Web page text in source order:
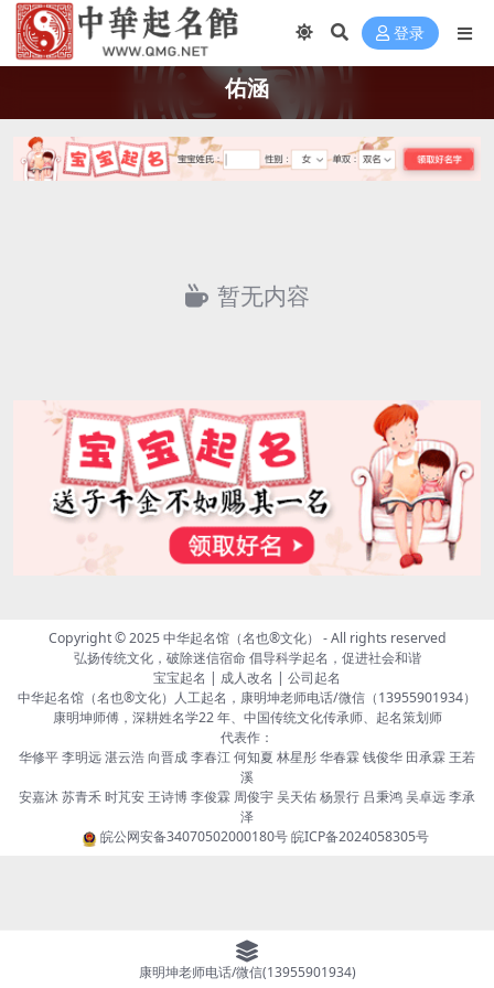
登录
佑涵
暂无内容
Copyright © 2025中华起名馆（名也®文化） - All rights reserved
弘扬传统文化，破除迷信宿命 倡导科学起名，促进社会和谐
宝宝起名 | 成人改名 | 公司起名
中华起名馆（名也®文化）人工起名，康明坤老师电话/微信（13955901934）
康明坤师傅，深耕姓名学22 年、中国传统文化传承师、起名策划师
代表作：
华修平 李明远 湛云浩 向晋成 李春江 何知夏 林星彤 华春霖 钱俊华 田承霖 王若
溪
安嘉沐 苏青禾 时芃安 王诗博 李俊霖 周俊宇 吴天佑 杨景行 吕秉鸿 吴卓远 李承
泽
皖公网安备34070502000180号皖ICP备2024058305号
康明坤老师电话/微信(13955901934)